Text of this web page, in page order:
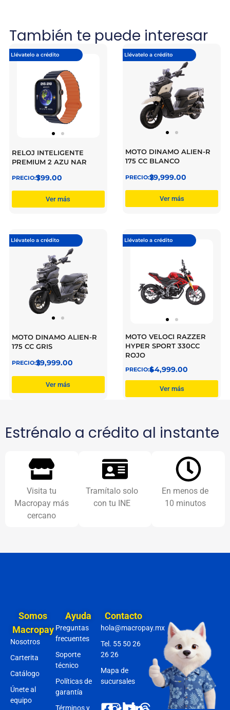
También te puede interesar
Llévatelo a crédito
RELOJ INTELIGENTE
PREMIUM 2 AZU NAR
$
799.00
Ver más
Llévatelo a crédito
MOTO DINAMO ALIEN-R
175 CC BLANCO
$
29,999.00
Ver más
Llévatelo a crédito
MOTO DINAMO ALIEN-R
175 CC GRIS
$
29,999.00
Ver más
Llévatelo a crédito
MOTO VELOCI RAZZER
HYPER SPORT 330CC
ROJO
$
44,999.00
Ver más
Estrénalo a crédito al instante
Visita tu
Macropay más
cercano
Tramítalo solo
con tu INE
En menos de
10 minutos
Somos
Macropay
Nosotros
Carterita
Catálogo
Únete al
equipo
Ayuda
Preguntas
frecuentes
Soporte
técnico
Políticas de
garantía
Términos y
Contacto
hola@macropay.mx
Tel. 55 50 26
26 26
Mapa de
sucursales